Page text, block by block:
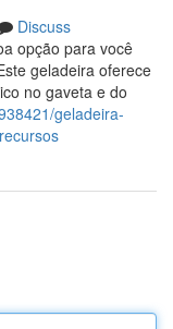
Discuss
opção para você
geladeira oferece
no gaveta e do
geladeira-